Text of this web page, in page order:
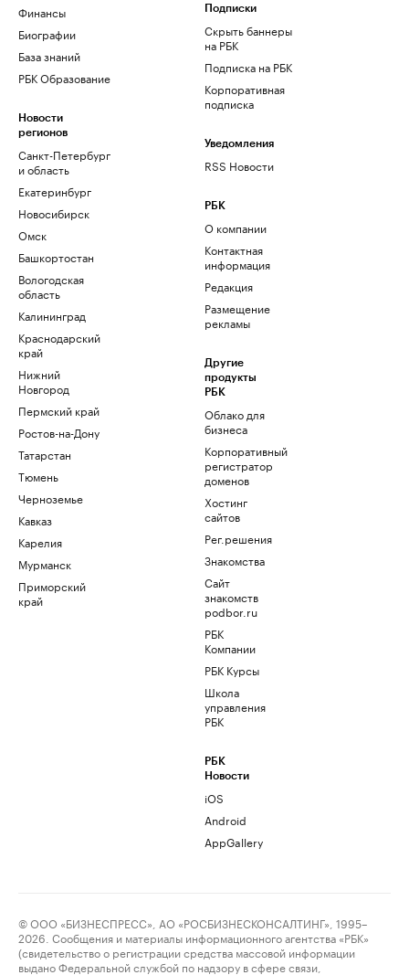
Финансы
Биографии
База знаний
РБК Образование
Новости
регионов
Санкт-Петербург
и область
Екатеринбург
Новосибирск
Омск
Башкортостан
Вологодская
область
Калининград
Краснодарский
край
Нижний
Новгород
Пермский край
Ростов-на-Дону
Татарстан
Тюмень
Черноземье
Кавказ
Карелия
Мурманск
Приморский
край
Подписки
Скрыть баннеры
на РБК
Подписка на РБК
Корпоративная
подписка
Уведомления
RSS Новости
РБК
О компании
Контактная
информация
Редакция
Размещение
рекламы
Другие
продукты
РБК
Облако для
бизнеса
Корпоративный
регистратор
доменов
Хостинг
сайтов
Рег.решения
Знакомства
Сайт
знакомств
podbor.ru
РБК
Компании
РБК Курсы
Школа
управления
РБК
РБК
Новости
iOS
Android
AppGallery
© ООО «БИЗНЕСПРЕСС», АО «РОСБИЗНЕСКОНСАЛТИНГ», 1995–
2026. Сообщения и материалы информационного агентства «РБК»
(свидетельство о регистрации средства массовой информации
выдано Федеральной службой по надзору в сфере связи,